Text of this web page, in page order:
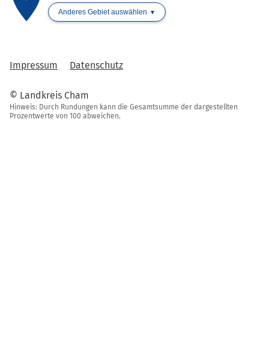
Anderes Gebiet auswählen
Impressum Datenschutz
© Landkreis Cham
Hinweis: Durch Rundungen kann die Gesamtsumme der dargestellten
Prozentwerte von 100 abweichen.